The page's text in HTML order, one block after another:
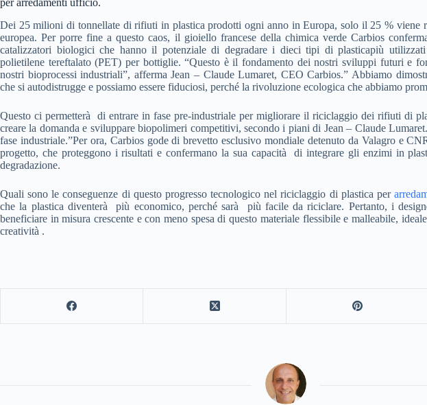
per arredamenti ufficio.
Dei 25 milioni di tonnellate di rifiuti in plastica prodotti ogni anno in Europa, solo il 25 % viene
europea. Per porre fine a questo caos, il gioiello francese della chimica verde Carbios
catalizzatori biologici che hanno il potenziale di degradare i dieci tipi di plasticapiù
polietilene tereftalato (PET) per bottiglie. “Questo è il fondamento dei nostri sviluppi futuri e
nostri bioprocessi industriali”, afferma Jean – Claude Lumaret, CEO Carbios.” Abbiamo
che si autodistrugge e possiamo essere fiduciosi, perché la rivoluzione ecologica che abbiamo
Questo ci permetterà di entrare in fase pre-industriale per migliorare il riciclaggio dei rifiuti di
creare la domanda e sviluppare biopolimeri competitivi, secondo i piani di Jean – Claude
fase industriale.”Per ora, Carbios gode di brevetto esclusivo mondiale detenuto da Valagro e
progetto, che proteggono i risultati e confermano la sua capacità di integrare gli enzimi in
degradazione.
Quali sono le conseguenze di questo progresso tecnologico nel riciclaggio di plastica per
che la plastica diventerà più economico, perché sarà più facile da riciclare. Pertanto, i
beneficiare in misura crescente e con meno spesa di questo materiale flessibile e malleabile,
creatività .